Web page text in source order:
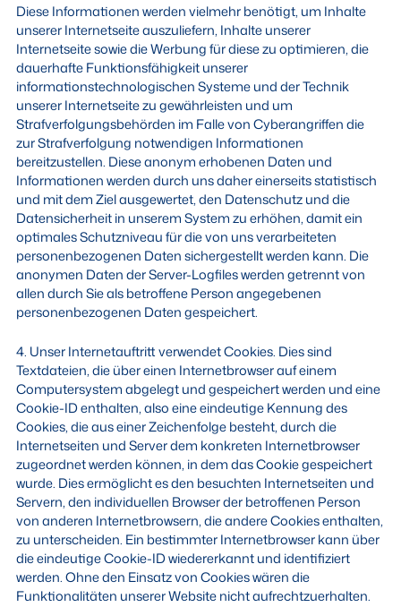
Diese Informationen werden vielmehr benötigt, um Inhalte
unserer Internetseite auszuliefern, Inhalte unserer
Internetseite sowie die Werbung für diese zu optimieren, die
dauerhafte Funktionsfähigkeit unserer
informationstechnologischen Systeme und der Technik
unserer Internetseite zu gewährleisten und um
Strafverfolgungsbehörden im Falle von Cyberangriffen die
zur Strafverfolgung notwendigen Informationen
bereitzustellen. Diese anonym erhobenen Daten und
Informationen werden durch uns daher einerseits statistisch
und mit dem Ziel ausgewertet, den Datenschutz und die
Datensicherheit in unserem System zu erhöhen, damit ein
optimales Schutzniveau für die von uns verarbeiteten
personenbezogenen Daten sichergestellt werden kann. Die
anonymen Daten der Server-Logfiles werden getrennt von
allen durch Sie als betroffene Person angegebenen
personenbezogenen Daten gespeichert.
4. Unser Internetauftritt verwendet Cookies. Dies sind
Textdateien, die über einen Internetbrowser auf einem
Computersystem abgelegt und gespeichert werden und eine
Cookie-ID enthalten, also eine eindeutige Kennung des
Cookies, die aus einer Zeichenfolge besteht, durch die
Internetseiten und Server dem konkreten Internetbrowser
zugeordnet werden können, in dem das Cookie gespeichert
wurde. Dies ermöglicht es den besuchten Internetseiten und
Servern, den individuellen Browser der betroffenen Person
von anderen Internetbrowsern, die andere Cookies enthalten,
zu unterscheiden. Ein bestimmter Internetbrowser kann über
die eindeutige Cookie-ID wiedererkannt und identifiziert
werden. Ohne den Einsatz von Cookies wären die
Funktionalitäten unserer Website nicht aufrechtzuerhalten.